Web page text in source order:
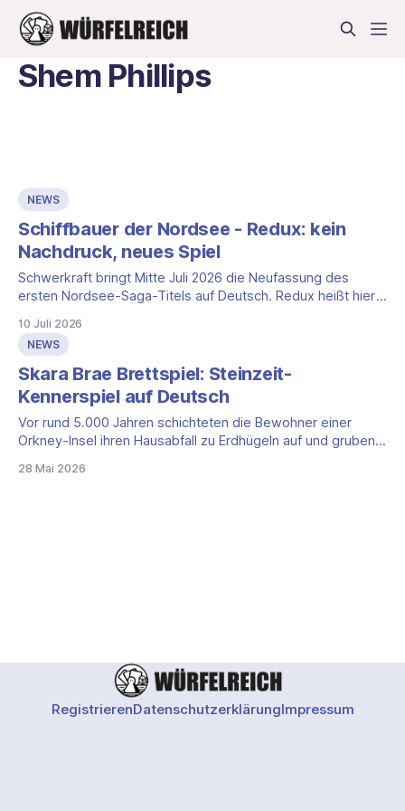
Shem Phillips
NEWS
Schiffbauer der Nordsee - Redux: kein
Nachdruck, neues Spiel
Schwerkraft bringt Mitte Juli 2026 die Neufassung des
ersten Nordsee-Saga-Titels auf Deutsch. Redux heißt hier
10 Juli 2026
NEWS
Skara Brae Brettspiel: Steinzeit-
Kennerspiel auf Deutsch
Vor rund 5.000 Jahren schichteten die Bewohner einer
Orkney-Insel ihren Hausabfall zu Erdhügeln auf und gruben
Kuriosum ist der mechanische Kern von Skara Brae, dem
28 Mai 2026
RegistrierenDatenschutzerklärungImpressum